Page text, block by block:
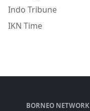
Indo Tribune
IKN Time
BORNEO NETWORK